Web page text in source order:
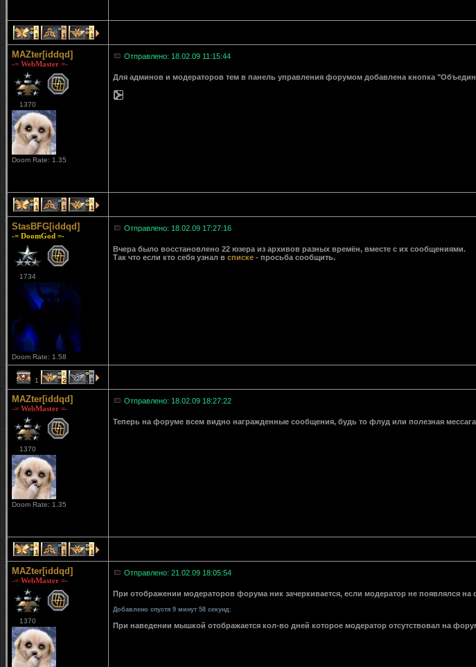
1 1 1
MAZter[iddqd]
-= WebMaster =-
1370
Doom Rate: 1.35
Отправлено: 18.02.09 11:15:44
Для админов и модераторов тем в панель управления форумом добавлена кнопка
1 1 1
StasBFG[iddqd]
-= DoomGod =-
1734
Doom Rate: 1.58
Отправлено: 18.02.09 17:27:16
Вчера было восстановлено 22 юзера из архивов разных времён, вместе с их сообщениями.
Так что если кто себя узнал в списке - просьба сообщить.
1 2 1
MAZter[iddqd]
-= WebMaster =-
1370
Doom Rate: 1.35
Отправлено: 18.02.09 18:27:22
Теперь на форуме всем видно награжденные сообщения, будь то флуд или полезная
1 1 1
MAZter[iddqd]
-= WebMaster =-
1370
Отправлено: 21.02.09 18:05:54
При отображении модераторов форума ник зачеркивается, если модератор не появлялся
Добавлено спустя 9 минут 58 секунд:
При наведении мышкой отображается кол-во дней которое модератор отсутствовал на